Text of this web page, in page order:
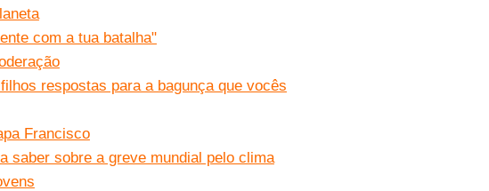
com a tua batalha"
respostas para a bagunça que vocês
Francisco
saber sobre a greve mundial pelo clima